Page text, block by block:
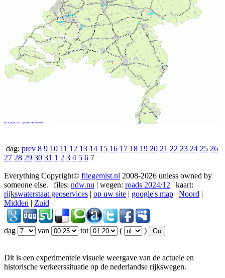
dag: prev 8 9 10 11 12 13 14 15 16 17 18 19 20 21 22 23 24 25 26
27 28 29 30 31 1 2 3 4 5 6 7
Everything Copyright© filegemist.nl 2008-2026 unless owned by
someone else. | files: ndw.nu | wegen: roads 2024/12 | kaart:
rijkswaterstaat geoservices | op uw site | google's map | Noord |
Midden | Zuid
dag van tot ( )
Dit is een experimentele visuele weergave van de actuele en
historische verkeerssituatie op de nederlandse rijkswegen.